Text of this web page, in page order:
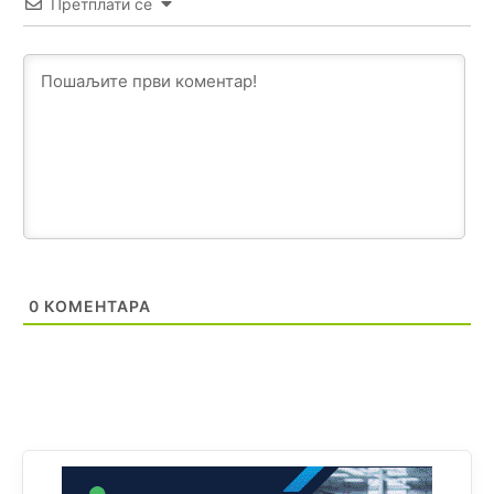
Претплати се
0 КОМЕНТАРА
накотило се
Kosovo je država a manji BH entitet pokrajina.Što se tiče
dolaze? Kurko
Анонимно2807895 12:16
Dobro zboris 791,ovaj721 dok nije bilo interneta,samo